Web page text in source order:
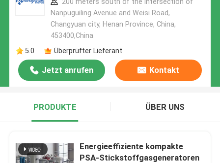
200 meters south of the intersection of
Nanpuguiling Avenue and Weisi Road,
Changyuan city, Henan Province, China,
453400,China
5.0
Überprüfter Lieferant
Jetzt anrufen Kontakt
PRODUKTE ÜBER UNS
Energieeffiziente kompakte
PSA-Stickstoffgasgeneratoren